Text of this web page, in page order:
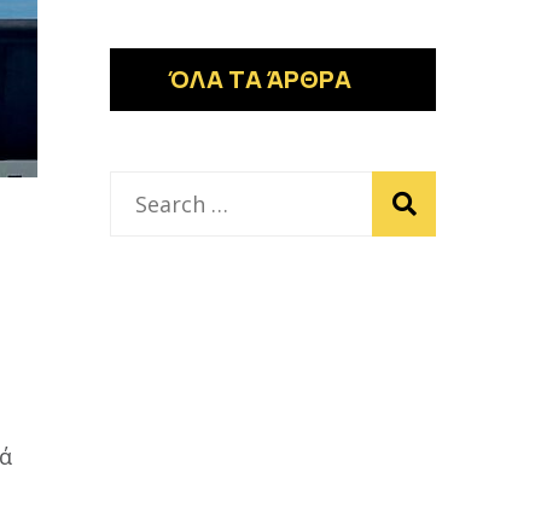
ΌΛΑ ΤΑ ΆΡΘΡΑ